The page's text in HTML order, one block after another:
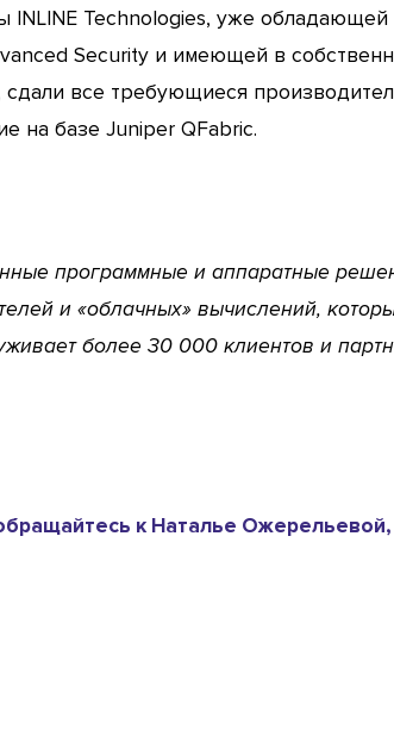
INLINE Technologies, уже
Security и имеющей в
все требующиеся
на базе Juniper QFabric.
программные и аппаратные
и «облачных» вычислений,
более 30 000 клиентов и
к Наталье